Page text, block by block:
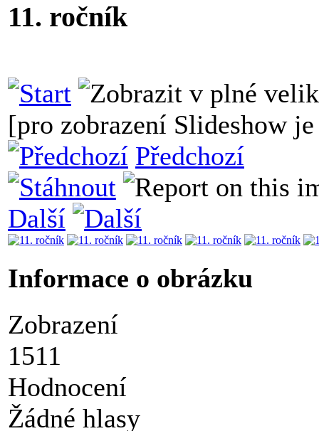
11. ročník
[pro zobrazení Slideshow
Předchozí
Další
Informace o obrázku
Zobrazení
1511
Hodnocení
Žádné hlasy